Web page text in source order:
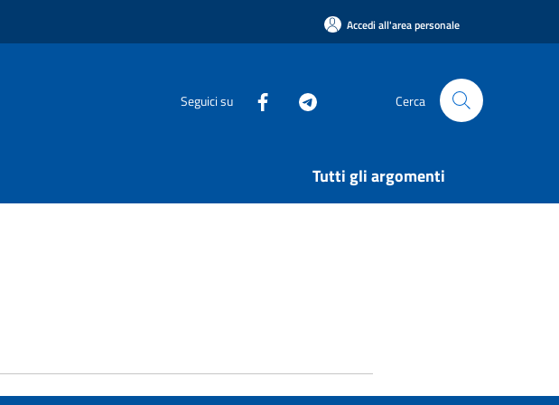
Accedi all'area personale
Seguici su Cerca
Tutti gli argomenti